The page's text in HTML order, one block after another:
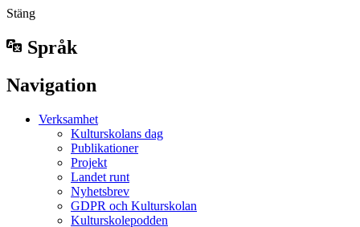
Stäng
Språk
Navigation
Verksamhet
Kulturskolans dag
Publikationer
Projekt
Landet runt
Nyhetsbrev
GDPR och Kulturskolan
Kulturskolepodden